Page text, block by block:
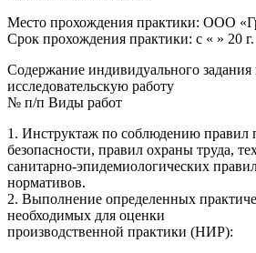
Место прохождения практики: ООО
Срок прохождения практики: с « » 20 г.
Содержание индивидуального задания
исследовательскую работу
№ п/п Виды работ
1. Инструктаж по соблюдению правил
безопасности, правил охраны труда,
санитарно-эпидемиологических
нормативов.
2. Выполнение определенных
необходимых для оценки
производственной практики (НИР):